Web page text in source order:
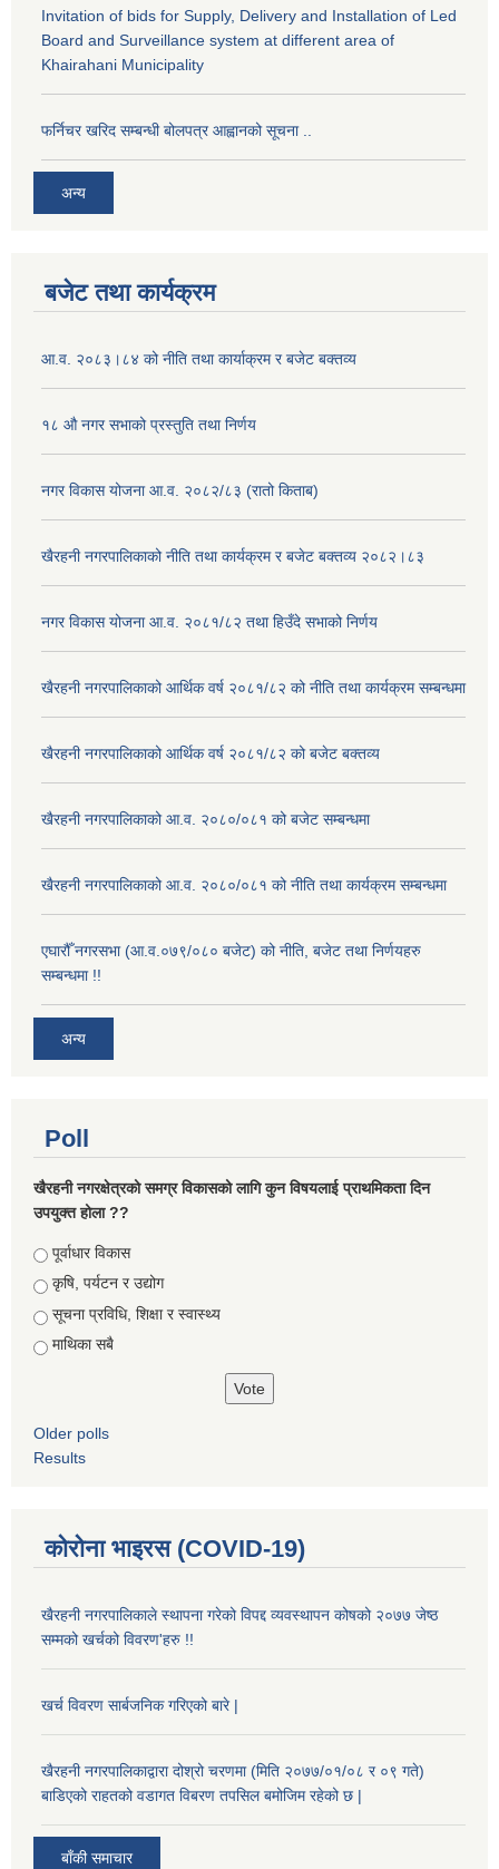
Invitation of bids for Supply, Delivery and Installation of Led
Board and Surveillance system at different area of
Khairahani Municipality
फर्निचर खरिद सम्बन्धी बोलपत्र आह्वानको सूचना ..
अन्य
बजेट तथा कार्यक्रम
आ.व. २०८३।८४ को नीति तथा कार्याक्रम र बजेट बक्तव्य
१८ औ नगर सभाको प्रस्तुति तथा निर्णय
नगर विकास योजना आ.व. २०८२/८३ (रातो किताब)
खैरहनी नगरपालिकाको नीति तथा कार्यक्रम र बजेट बक्तव्य २०८२।८३
नगर विकास योजना आ.व. २०८१/८२ तथा हिउँदे सभाको निर्णय
खैरहनी नगरपालिकाको आर्थिक वर्ष २०८१/८२ को नीति तथा कार्यक्रम सम्बन्धमा
खैरहनी नगरपालिकाको आर्थिक वर्ष २०८१/८२ को बजेट बक्तव्य
खैरहनी नगरपालिकाको आ.व. २०८०/०८१ को बजेट सम्बन्धमा
खैरहनी नगरपालिकाको आ.व. २०८०/०८१ को नीति तथा कार्यक्रम सम्बन्धमा
एघारौँ नगरसभा (आ.व.०७९/०८० बजेट) को नीति, बजेट तथा निर्णयहरु
सम्बन्धमा !!
अन्य
Poll
खैरहनी नगरक्षेत्रको समग्र विकासको लागि कुन विषयलाई प्राथमिकता दिन
उपयुक्त होला ??
Choices
पूर्वाधार विकास
कृषि, पर्यटन र उद्योग
सूचना प्रविधि, शिक्षा र स्वास्थ्य
माथिका सबै
Older polls
Results
कोरोना भाइरस (COVID-19)
खैरहनी नगरपालिकाले स्थापना गरेको विपद्द व्यवस्थापन कोषको २०७७ जेष्ठ
सम्मको खर्चको विवरण'हरु !!
खर्च विवरण सार्बजनिक गरिएको बारे |
खैरहनी नगरपालिकाद्वारा दोश्रो चरणमा (मिति २०७७/०१/०८ र ०९ गते)
बाडिएको राहतको वडागत विबरण तपसिल बमोजिम रहेको छ |
बाँकी समाचार